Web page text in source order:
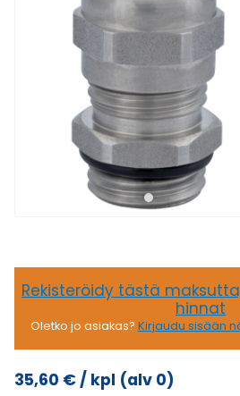
Rekisteröidy tästä
hinnat
Oletko jo asiakas? Kirjaudu sisään
35,60 €/ kpl (alv 0)